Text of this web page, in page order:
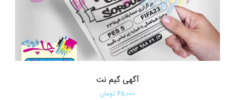
آگهی گیم نت
۴۵,۰۰۰ تومان